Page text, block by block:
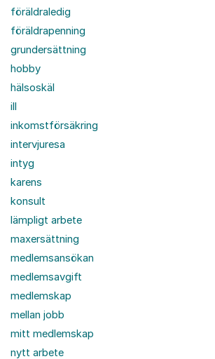
föräldraledig
föräldrapenning
grundersättning
hobby
hälsoskäl
ill
inkomstförsäkring
intervjuresa
intyg
karens
konsult
lämpligt arbete
maxersättning
medlemsansökan
medlemsavgift
medlemskap
mellan jobb
mitt medlemskap
nytt arbete